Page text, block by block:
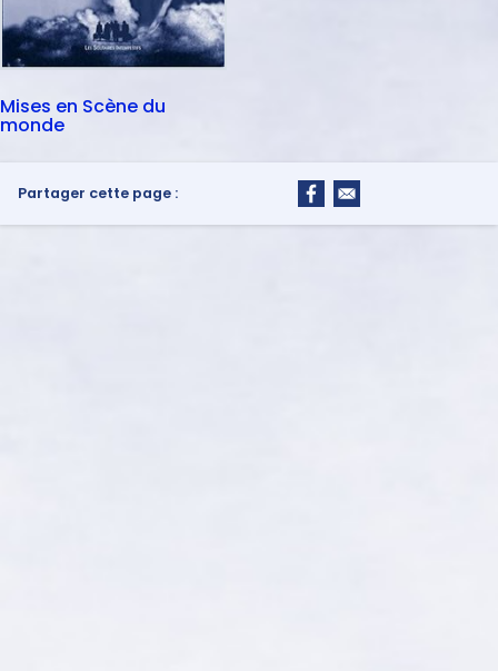
Mises en Scène du
monde
Partager cette page :